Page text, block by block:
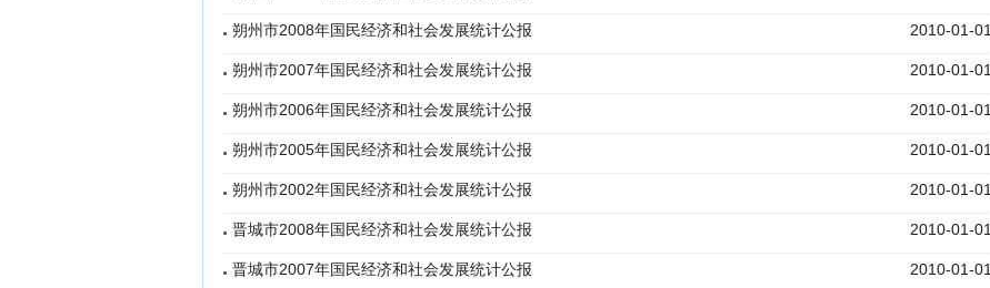
朔州市2008年国民经济和社会发展统计公报 2010-01-01
朔州市2007年国民经济和社会发展统计公报 2010-01-01
朔州市2006年国民经济和社会发展统计公报 2010-01-01
朔州市2005年国民经济和社会发展统计公报 2010-01-01
朔州市2002年国民经济和社会发展统计公报 2010-01-01
晋城市2008年国民经济和社会发展统计公报 2010-01-01
晋城市2007年国民经济和社会发展统计公报 2010-01-01